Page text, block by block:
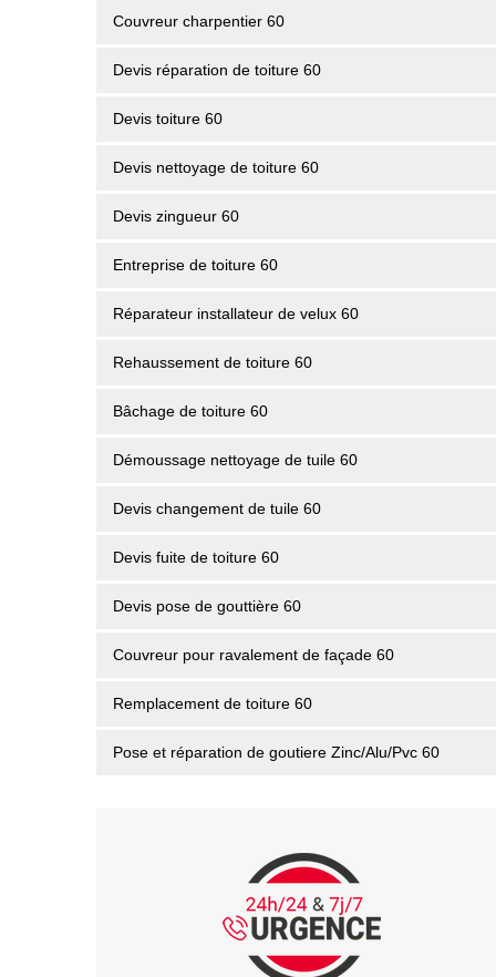
Couvreur charpentier 60
Devis réparation de toiture 60
Devis toiture 60
Devis nettoyage de toiture 60
Devis zingueur 60
Entreprise de toiture 60
Réparateur installateur de velux 60
Rehaussement de toiture 60
Bâchage de toiture 60
Démoussage nettoyage de tuile 60
Devis changement de tuile 60
Devis fuite de toiture 60
Devis pose de gouttière 60
Couvreur pour ravalement de façade 60
Remplacement de toiture 60
Pose et réparation de goutiere Zinc/Alu/Pvc 60